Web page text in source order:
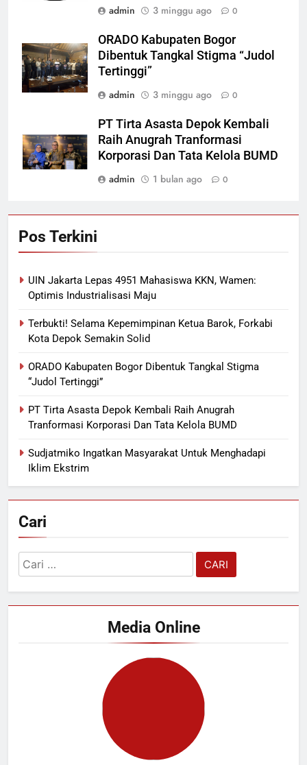
admin
3 minggu ago 0
ORADO Kabupaten Bogor
Dibentuk Tangkal Stigma “Judol
Tertinggi”
admin
3 minggu ago 0
PT Tirta Asasta Depok Kembali
Raih Anugrah Tranformasi
Korporasi Dan Tata Kelola BUMD
admin
1 bulan ago 0
Pos Terkini
UIN Jakarta Lepas 4951 Mahasiswa KKN, Wamen:
Optimis Industrialisasi Maju
Terbukti! Selama Kepemimpinan Ketua Barok, Forkabi
Kota Depok Semakin Solid
ORADO Kabupaten Bogor Dibentuk Tangkal Stigma
“Judol Tertinggi”
PT Tirta Asasta Depok Kembali Raih Anugrah
Tranformasi Korporasi Dan Tata Kelola BUMD
Sudjatmiko Ingatkan Masyarakat Untuk Menghadapi
Iklim Ekstrim
Cari
Cari
untuk:
Media Online